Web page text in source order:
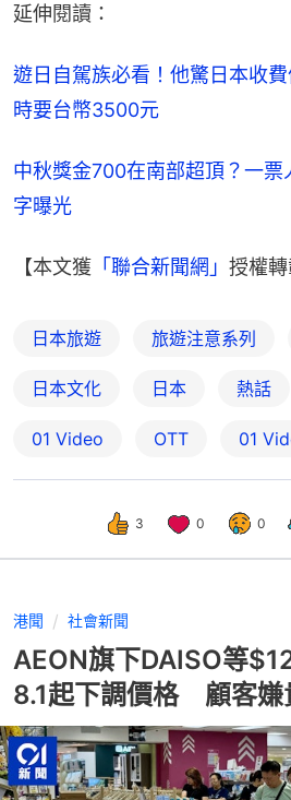
延伸閱讀：
遊日自駕族必看！他驚日本收
時要台幣3500元
中秋獎金700在南部超頂？一票
字曝光
【本文獲 「聯合新聞網」 授權轉
日本旅遊 旅遊注意系列
日本文化 日本 熱話
01 Video OTT 01‌
3 0 0
港聞 社會新聞
AEON旗下DAISO等
8.1起下調價格 顧客嫌